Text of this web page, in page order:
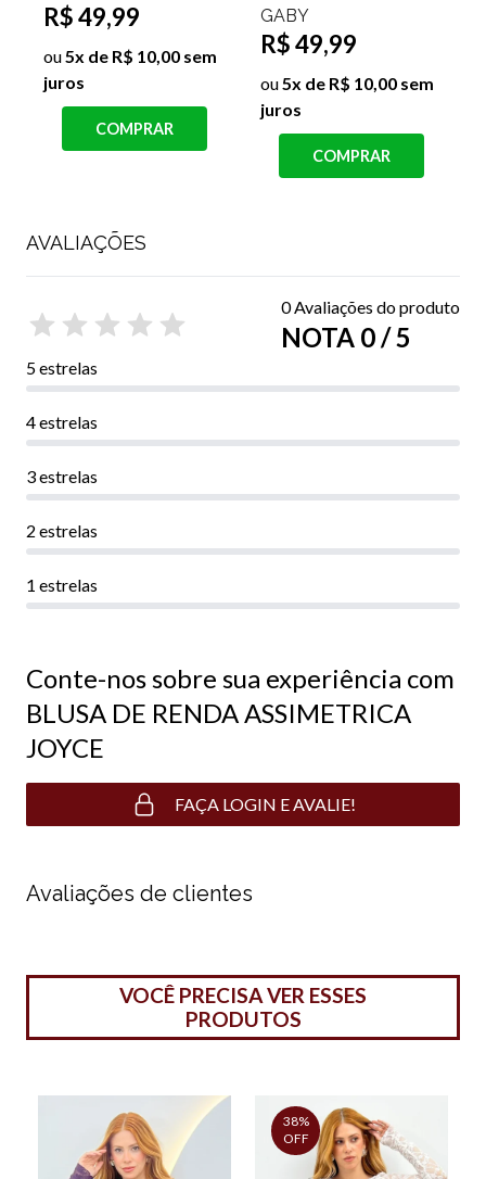
GABY
R$ 49,99
ou5x de R$ 10,00 sem
juros
COMPRAR
LETICIA
R$ 39,99
ou 4x de R$ 10,00 sem
juros
COMPRAR
AVALIAÇÕES
0 Avaliações do produto
NOTA 0 / 5
5 estrelas
4 estrelas
3 estrelas
2 estrelas
1 estrelas
Conte-nos sobre sua experiência com
BLUSA DE RENDA ASSIMETRICA
JOYCE
FAÇA LOGIN E AVALIE!
Avaliações de clientes
VOCÊ PRECISA VER ESSES
PRODUTOS
38%
OFF